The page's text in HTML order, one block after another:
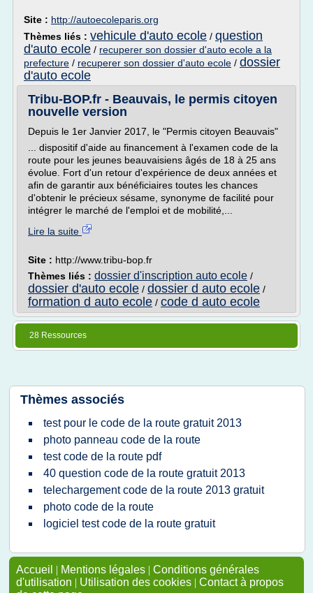
Site : http://autoecoleparis.org
Thèmes liés : vehicule d'auto ecole / question
d'auto ecole / recuperer son dossier d'auto ecole a la
prefecture / recuperer son dossier d'auto ecole / dossier
d'auto ecole
Tribu-BOP.fr - Beauvais, le permis citoyen
nouvelle version
Depuis le 1er Janvier 2017, le "Permis citoyen Beauvais"
... dispositif d'aide au financement à l'examen code de la
route pour les jeunes beauvaisiens âgés de 18 à 25 ans
évolue. Fort d'un retour d'expérience de deux années et
afin de garantir aux bénéficiaires toutes les chances
d'obtenir le précieux sésame, synonyme de facilité pour
intégrer le marché de l'emploi et de mobilité,...
Lire la suite
Site : http://www.tribu-bop.fr
Thèmes liés : dossier d'inscription auto ecole /
dossier d'auto ecole / dossier d auto ecole /
formation d auto ecole / code d auto ecole
28 Ressources
Thèmes associés
test pour le code de la route gratuit 2013
photo panneau code de la route
test code de la route pdf
40 question code de la route gratuit 2013
telechargement code de la route 2013 gratuit
photo code de la route
logiciel test code de la route gratuit
Accueil | Mentions légales | Conditions générales
d'utilisation | Utilisation des cookies | Contact à propos